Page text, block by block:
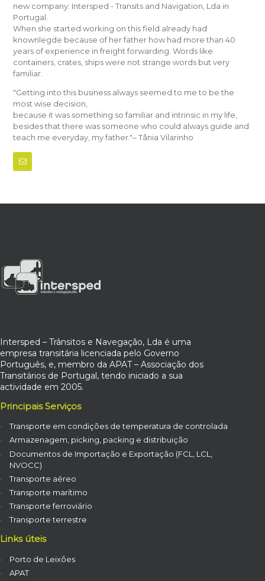
new company: Intersped - Transits and Navigation, Lda in
Portugal.
When she started working on this field already had
knownlegde because of her father how had more than 40
years of experience in freight forwarding. Words like
containers, crates, ships were not strange words but very
familiar.
"Getting into this business always seemed to me to be the
most wise decision,
because it was something so familiar and intrinsic in my life,
besides that there was someone who could always guide and
teach me everyday, my father."– Tânia Vilarinho
Intersped – Trânsitos e Navegação, Lda é uma
empresa transitária licenciada pelo Governo
Português, e, membro da APAT – Associação dos
Transitários de Portugal, tendo iniciado a sua
actividade em 2005.
Principais Serviços
Transporte em condições de temperatura de controlada
Armazenagem, picking, packing e distribuição
Documentos de Importação e Exportação (FCL, LCL,
NVOCC)
Transporte aéreo
Transporte marítimo
Transporte ferroviário
Transporte terrestre
Links úteis
Porto de Leixões
APAT